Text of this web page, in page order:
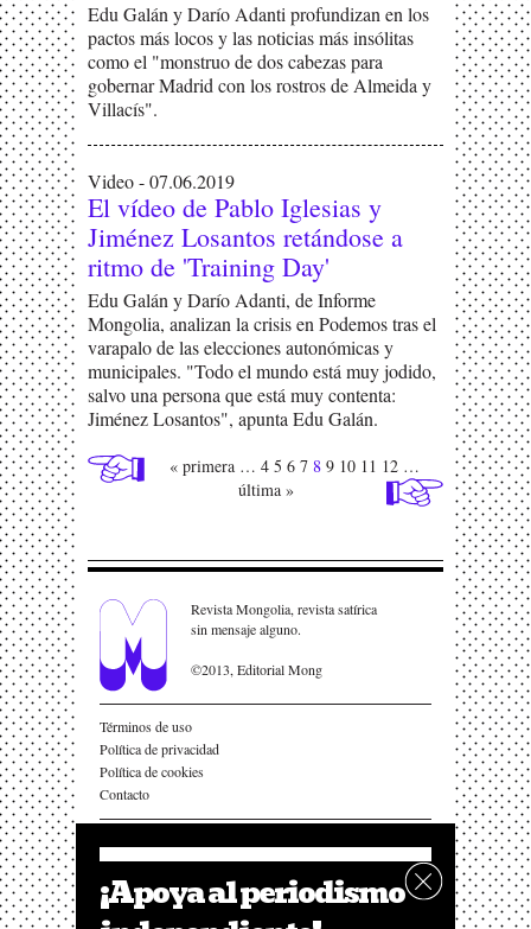
Edu Galán y Darío Adanti profundizan en los
pactos más locos y las noticias más insólitas
como el "monstruo de dos cabezas para
gobernar Madrid con los rostros de Almeida y
Villacís".
Video - 07.06.2019
El vídeo de Pablo Iglesias y
Jiménez Losantos retándose a
ritmo de 'Training Day'
Edu Galán y Darío Adanti, de Informe
Mongolia, analizan la crisis en Podemos tras el
varapalo de las elecciones autonómicas y
municipales. "Todo el mundo está muy jodido,
salvo una persona que está muy contenta:
Jiménez Losantos", apunta Edu Galán.
« primera … 4 5 6 7 8 9 10 11 12 …
última »
Revista Mongolia, revista satírica
sin mensaje alguno.
©2013, Editorial Mong
Términos de uso
Política de privacidad
Política de cookies
Contacto
¡Apoya al periodismo